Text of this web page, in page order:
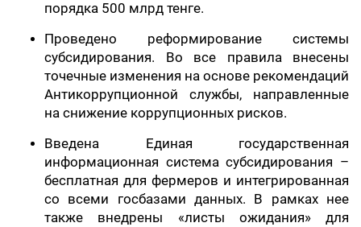
порядка 500 млрд тенге.
Проведено реформирование системы
субсидирования. Во все правила внесены
точечные изменения на основе рекомендаций
Антикоррупционной службы, направленные
на снижение коррупционных рисков.
Введена Единая государственная
информационная система субсидирования –
бесплатная для фермеров и интегрированная
со всеми госбазами данных. В рамках нее
также внедрены «листы ожидания» для